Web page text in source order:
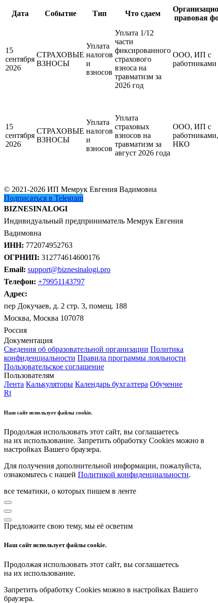
Дата Событие Тип Что сдаем
правовая
15
сентября
2026
СТРАХОВЫЕ
ВЗНОСЫ
Уплата
налогов
и
взносов
Уплата 1/12
части
фиксированного
страхового
взноса на
травматизм за
2026 год
ООО, ИП с
работниками
15
сентября
2026
СТРАХОВЫЕ
ВЗНОСЫ
Уплата
налогов
и
взносов
Уплата
страховых
взносов на
травматизм за
август 2026 года
ООО, ИП с
работниками,
НКО
© 2021-2026 ИП Мемрук Евгения Вадимовна
Подписаться в Telegram
BIZNESINALOGI
Индивидуальный предприниматель Мемрук Евгения
Вадимовна
ИНН: 772074952763
ОГРНИП: 312774614600176
Email: support@biznesinalogi.pro
Телефон: +79951143797
Адрес:
пер Докучаев, д. 2 стр. 3, помещ. 188
Москва, Москва 107078
Россия
Документация
Сведения об образовательной организации Политика
конфиденциальности Правила программы лояльности
Пользовательское соглашение
Пользователям
Лента Калькуляторы Календарь бухгалтера Обучение
Rt
Наш сайт использует файлы cookie.
Продолжая использовать этот сайт, вы соглашаетесь
на их использование. Запретить обработку Cookies можно в
настройках Вашего браузера.
Для получения дополнительной информации, пожалуйста,
ознакомьтесь с нашей Политикой конфиденциальности.
все тематики, о которых пишем в ленте
Предложите свою тему, мы её осветим
Наш сайт использует файлы cookie.
Продолжая использовать этот сайт, вы соглашаетесь
на их использование.
Запретить обработку Cookies можно в настройках Вашего
браузера.